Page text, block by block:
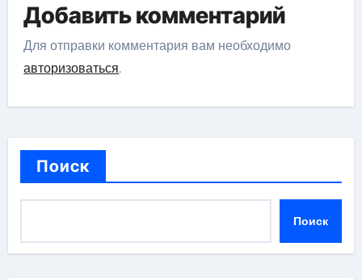
Добавить комментарий
Для отправки комментария вам необходимо
авторизоваться.
Поиск
Поиск